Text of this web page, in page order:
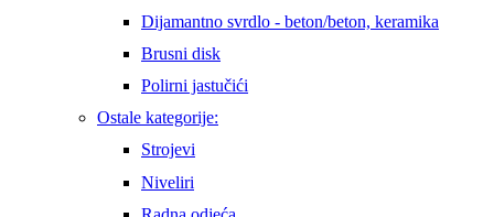
Dijamantno svrdlo - beton/beton, keramika
Brusni disk
Polirni jastučići
Ostale kategorije:
Strojevi
Niveliri